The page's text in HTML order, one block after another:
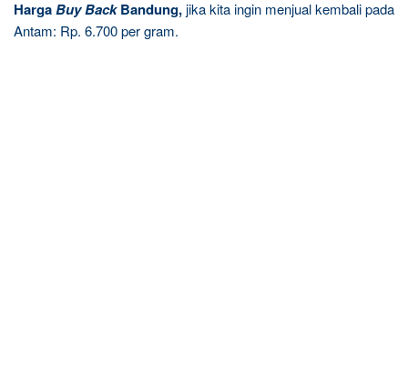
HargaBuy BackBandung,jika kita ingin menjual kembali pada
Antam: Rp. 6.700 per gram.